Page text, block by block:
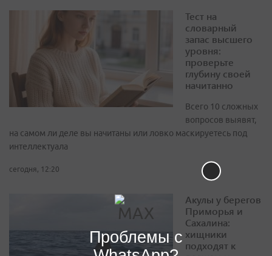
Тест на
словарный
запас высшего
уровня:
проверьте
глубину своей
начитанно
Всего 10 сложных
вопросов выявят,
на самом ли деле вы начитаны или ловко маскируетесь под
интеллектуала
сегодня, 12:20
Акулы у берегов
Приморья и
Сахалина:
хищники
подходят к
Проблемы с